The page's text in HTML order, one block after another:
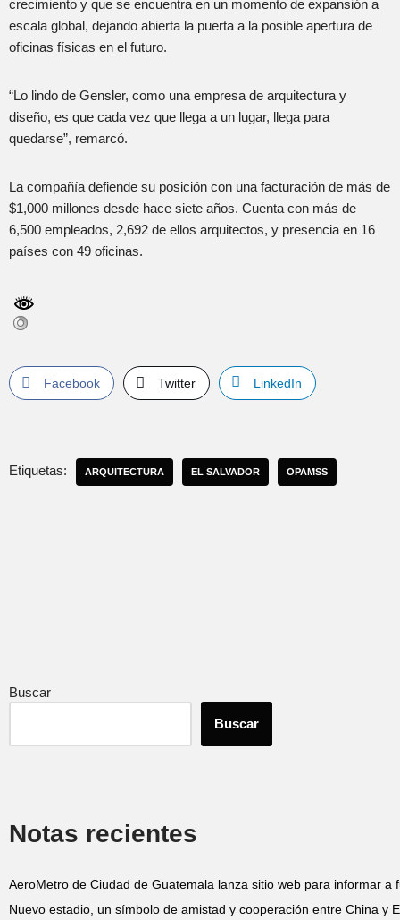
crecimiento y que se encuentra en un momento de expansión a
escala global, dejando abierta la puerta a la posible apertura de
oficinas físicas en el futuro.
“Lo lindo de Gensler, como una empresa de arquitectura y
diseño, es que cada vez que llega a un lugar, llega para
quedarse”, remarcó.
La compañía defiende su posición con una facturación de más de
$1,000 millones desde hace siete años. Cuenta con más de
6,500 empleados, 2,692 de ellos arquitectos, y presencia en 16
países con 49 oficinas.
Facebook Twitter LinkedIn
Etiquetas: ARQUITECTURA EL SALVADOR OPAMSS
Buscar
Buscar
Notas recientes
AeroMetro de Ciudad de Guatemala lanza sitio web para informar a
Nuevo estadio, un símbolo de amistad y cooperación entre China y